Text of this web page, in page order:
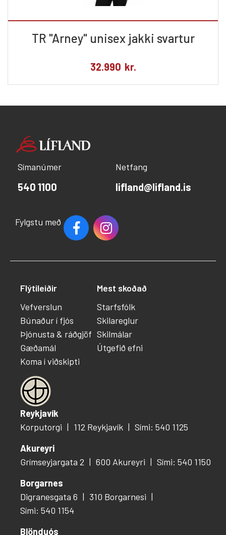
TR "Arney" unisex jakki svartur
32.990 kr.
Símanúmer
540 1100
Netfang
lifland@lifland.is
Fylgstu með
Reykjavík
Korputorgi
112 Reykjavík
Sími: 540 1125
Akureyri
Grímseyjargata 2
600 Akureyri
Sími: 540 1150
Borgarnes
Digranesgata 6
310 Borgarnesi
Sími: 540 1154
Blönduós
Flýtileiðir
Vefverslun
Búnaður í fjós
Þjónusta & ráðgjöf
Gæðamál
Koma í viðskipti
Mest skoðað
Starfsfólk
Skilareglur
Skilmálar
Útgefið efni